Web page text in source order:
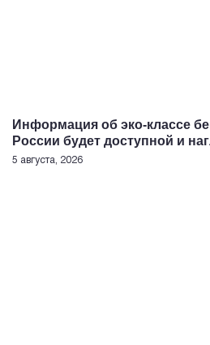
Информация об эко-классе
России будет доступной и
5 августа, 2026